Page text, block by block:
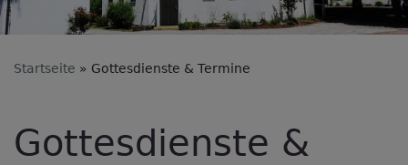
Startseite Gottesdienste & Termine
Gottesdienste &